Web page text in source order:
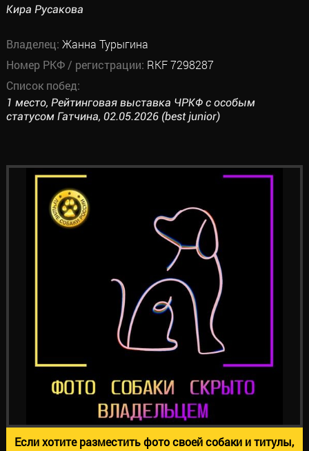
Кира Русакова
Владелец: Жанна Турыгина
Номер РКФ / регистрации: RKF 7298287
Список побед:
1 место, Рейтинговая выставка ЧРКФ с особым
статусом Гатчина, 02.05.2026 (best junior)
Если хотите разместить фото своей собаки и титулы,